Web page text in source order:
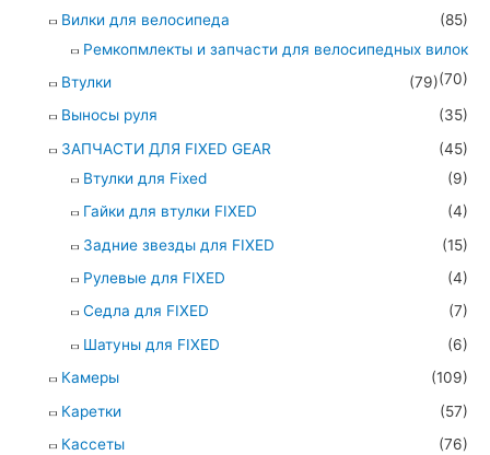
Вилки для велосипеда
(85)
Ремкопмлекты и запчасти для велосипедных вилок
(70)
Втулки
(79)
Выносы руля
(35)
ЗАПЧАСТИ ДЛЯ FIXED GEAR
(45)
Втулки для Fixed
(9)
Гайки для втулки FIXED
(4)
Задние звезды для FIXED
(15)
Рулевые для FIXED
(4)
Седла для FIXED
(7)
Шатуны для FIXED
(6)
Камеры
(109)
Каретки
(57)
Кассеты
(76)